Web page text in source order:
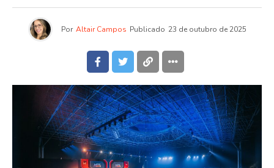
Por Altair Campos Publicado 23 de outubro de 2025